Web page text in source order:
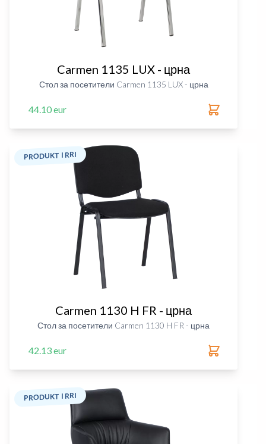
Carmen 1135 LUX - црна
Стол за посетители Carmen 1135 LUX - црна
44.10 eur
PRODUKT I RRI
Carmen 1130 H FR - црна
Стол за посетители Carmen 1130 H FR - црна
42.13 eur
PRODUKT I RRI